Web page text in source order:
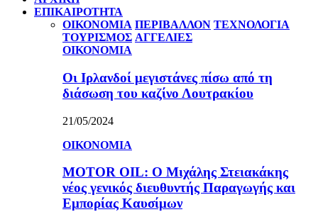
ΕΠΙΚΑΙΡΟΤΗΤΑ
ΟΙΚΟΝΟΜΙΑ ΠΕΡΙΒΑΛΛΟΝ ΤΕΧΝΟΛΟΓΙΑ
ΤΟΥΡΙΣΜΟΣ ΑΓΓΕΛΙΕΣ
ΟΙΚΟΝΟΜΙΑ
Οι Ιρλανδοί μεγιστάνες πίσω από τη
διάσωση του καζίνο Λουτρακίου
21/05/2024
ΟΙΚΟΝΟΜΙΑ
MOTOR OIL: Ο Μιχάλης Στειακάκης
νέος γενικός διευθυντής Παραγωγής και
Εμπορίας Καυσίμων